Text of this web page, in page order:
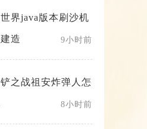
界java版本刷沙机
造 9小时前
之战祖安炸弹人怎
8小时前